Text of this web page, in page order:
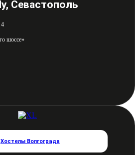
Севастополь
4
шоссе»
Хостелы Волгограда